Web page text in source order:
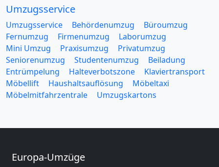
Umzugsservice
Umzugsservice Behördenumzug
Büroumzug
Fernumzug
Firmenumzug
Laborumzug
Mini Umzug
Praxisumzug
Privatumzug
Seniorenumzug
Studentenumzug
Beiladung
Entrümpelung
Halteverbotszone
Klaviertransport
Möbellift
Haushaltsauflösung
Möbeltaxi
Möbelmitfahrzentrale
Umzugskartons
Europa-Umzüge